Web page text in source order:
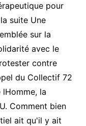
pour
suite Une
sur la
avec le
contre
du Collectif 72
la
Comment bien
ait qu'il y ait